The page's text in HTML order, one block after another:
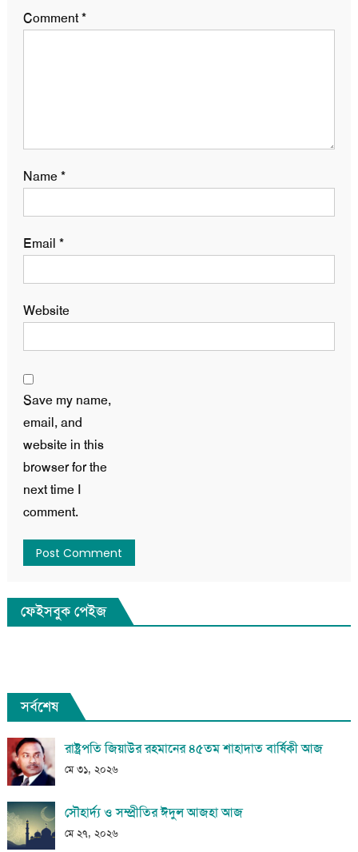
Comment*
Name*
Email *
Website
Save my name,
email, and
website in this
browser for the
next time I
comment.
ফেইসবুক পেইজ
সর্বশেষ
রাষ্ট্রপতি জিয়াউর রহমানের ৪৫তম শাহাদাত বার্ষিকী আজ
মে ৩১, ২০২৬
সৌহার্দ্য ও সম্প্রীতির ঈদুল আজহা আজ
মে ২৭, ২০২৬